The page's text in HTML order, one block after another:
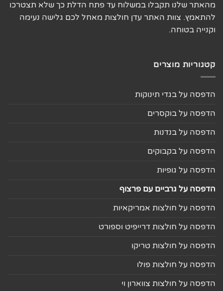
מהאתר שלנו תקבלו במשלוח עד פתח הדלת כך שלא תצטרכו
להתאמץ. צוות האתר עדן חולצות מאחל לכם גלישה נעימה
וקנייה בטוחה.
קטגוריות מוצרים
הדפסה על בגדי תינוקות
הדפסה על בוקסרים
הדפסה על בנדנות
הדפסה על בקבוקים
הדפסה על גופיות
הדפסה על גרביים עם פרצוף
הדפסה על חולצות אמריקאיות
הדפסה על חולצות דרייפיט וספורט
הדפסה על חולצות טריקו
הדפסה על חולצות פולו
הדפסה על חולצות צווארון וי